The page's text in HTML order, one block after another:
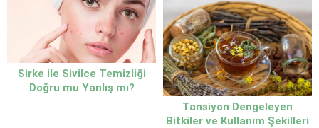
Sirke ile Sivilce Temizliği
Doğru mu Yanlış mı?
Tansiyon Dengeleyen
Bitkiler ve Kullanım Şekilleri